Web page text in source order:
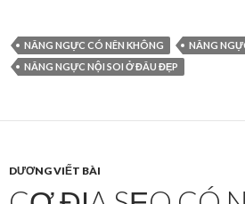
NÂNG NGỰC CÓ NÊN KHÔNG
NÂNG
NÂNG NGỰC NỘI SOI Ở ĐÂU ĐẸP
DƯƠNG VIẾT BÀI